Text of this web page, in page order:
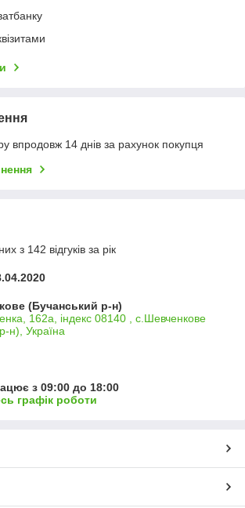
впродовж 14 днів за рахунок покупця
з 142 відгуків за рік
(Бучанський р-н)
162а, індекс 08140 , с.Шевченкове
н), Україна
з 09:00 до 18:00
графік роботи